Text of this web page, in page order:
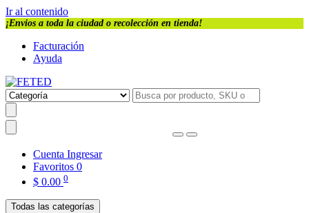
Ir al contenido
¡Envios a toda la ciudad o recolección en tienda!
Facturación
Ayuda
Cuenta Ingresar
Favoritos 0
$ 0.00 0
Todas las categorías